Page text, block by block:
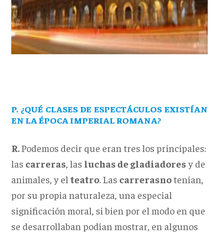
P. ¿QUÉ CLASES DE ESPECTÁCULOS EXISTÍAN
EN LA ÉPOCA IMPERIAL ROMANA?
R.Podemos decir que eran tres los principales:
las carreras, las luchas de gladiadores y de
animales, y el teatro. Las carrerasnotenían,
por su propia naturaleza, una especial
significación moral, si bien por el modo en que
se desarrollaban podían mostrar, en algunos